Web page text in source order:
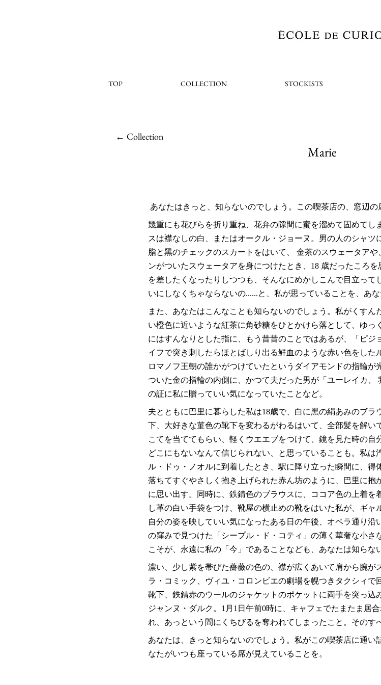
TOP COLLECTION STOCKISTS
← Collection
Marie
あなたはきっと、知らないのでしょう。この喫茶店の、窓辺
幾重にも花びらを折り重ね、花弁の隙間に蜜を溜めて固めてし
スは襟なしの白、またはオークル・ジョーヌ。男の人のシャ
脂と黑のチェックのスカートをはいて、 金茶のスウェータア
ンがついたスウェータアを身につけたとき、18 歳だったころ
を差したくなったりしつつも、そんなにめかしこんで目立っ
いにしなくちゃならないの......と、私が思っていることを、あ
また、あなたはこんなことも知らないのでしょう。私がくす
い橙色に近いような紅茶に角砂糖をひとかけら落として、ゆっ
にはすんなりとした指に、もう昔昔のことではあるが、「ピ
イフで突き刺したらほとばしり出る鮮血のような赤い色をし
ロマノフ王朝の誰かがつけていたというダイアモンドの指輪
ついた金の指輪の内側に、かつて夫だった男が「ユーレイカ
の証に私に贈っていい気になっていたことなど。
夫とともに巴里に暮らした私は18歳で、白に黑の絹あみのブ
下、大好きな菫色の靴下を変わるがわるはいて、全部髪を解い
こてを当ててもらい、軽くウエエブをつけて、鏡を見た時の
どこにもないなんて信じられない、と思っていることも。私
ル・ドゥ・ノオルに到着したとき、駅に降り立った瞬間に、
落ちてすぐやさしく抱き上げられた赤ん坊のように、巴里に
に思い出す。同時に、鉄錆色のブラウスに、ココア色の上着
し革の白い手袋をつけ、靴屋の横止めの靴をはいた私が、ギ
自分の姿を映していい気になったある日の午後、オペラ通り
の窪みで見つけた「シープル・ド・コティ」の薄く華奢な小さ
こそが、永遠に私の「今」であることなども、あなたは知らな
濃い、少し紫を帯びた薔薇の色の、襟が広くあいて肩から腕
ラ・コミック、ヴィユ・コロンビエの劇場を幌つきタクシィ
靴下、鉄錆赤のウールのジャケットのポケットに両手を突っ込
ジャンヌ・ダルク。1月1日午前0時に、キャフェでたまたま居
れ、あっという間にくちびるを奪われてしまったこと。そのす
あなたは、きっと知らないのでしょう。私がこの喫茶店に通
なたがいつも座っている席が見えていることを。